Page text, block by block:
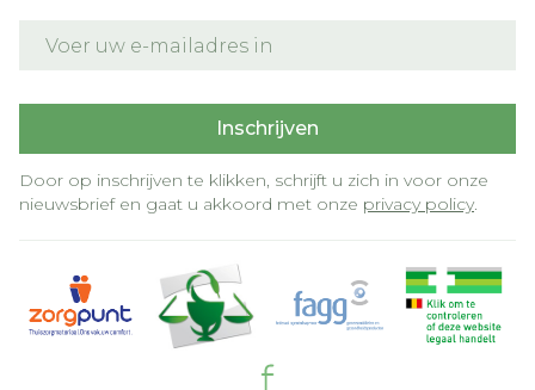
Inschrijven
Door op inschrijven te klikken, schrijft u zich in voor onze
nieuwsbrief en gaat u akkoord met onze privacy policy.